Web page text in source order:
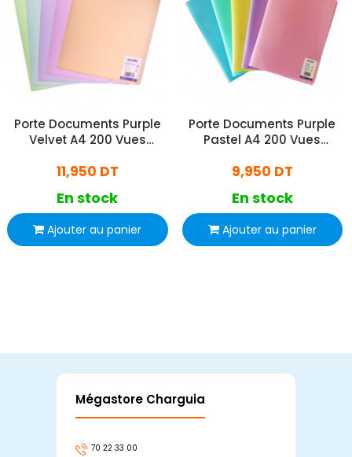
Porte Documents Purple
Velvet A4 200 Vues
11,950 DT
En stock
Ajouter au panier
Porte Documents Purple
Pastel A4 200 Vues
9,950 DT
En stock
Ajouter au panier
Mégastore Charguia
70 22 33 00